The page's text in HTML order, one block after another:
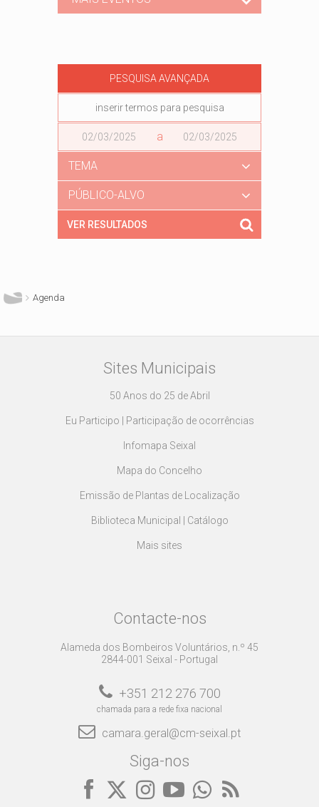
PESQUISA AVANÇADA
a
Data
TEMA
PÚBLICO-ALVO
Agenda
Sites Municipais
50 Anos do 25 de Abril
Eu Participo | Participação de ocorrências
Infomapa Seixal
Mapa do Concelho
Emissão de Plantas de Localização
Biblioteca Municipal | Catálogo
Mais sites
Contacte-nos
Alameda dos Bombeiros Voluntários, n.º 45
2844-001 Seixal - Portugal
+351 212 276 700
chamada para a rede fixa nacional
camara.geral@cm-seixal.pt
Siga-nos